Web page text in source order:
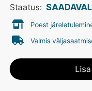
Staatus: SAADAVAL
Poest
Valmis